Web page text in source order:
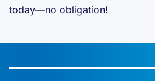
today—no obligation!